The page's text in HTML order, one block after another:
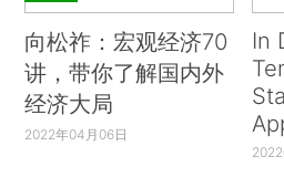
向松祚：宏观经济70
讲，带你了解国内外
经济大局
2022年04月06日
In